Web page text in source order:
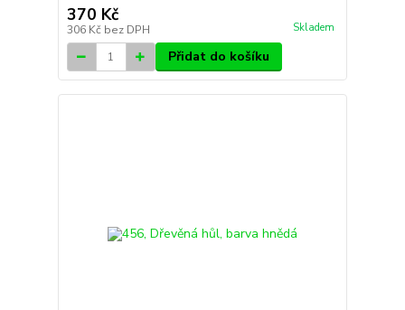
370 Kč
306 Kč bez DPH Skladem
Přidat do košíku